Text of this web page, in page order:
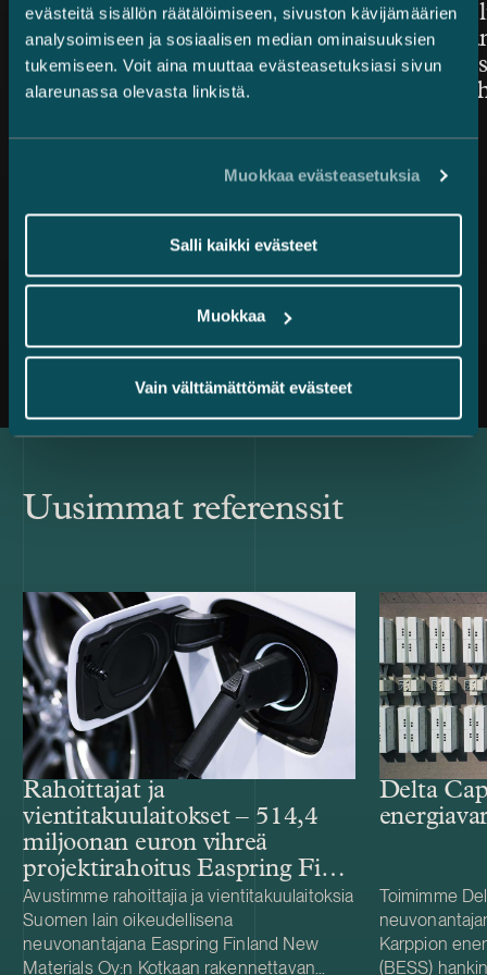
evästeitä sisällön räätälöimiseen, sivuston kävijämäärien
analysoimiseen ja sosiaalisen median ominaisuuksien
tukemiseen. Voit aina muuttaa evästeasetuksiasi sivun
alareunassa olevasta linkistä.
Muokkaa evästeasetuksia
Salli kaikki evästeet
Muokkaa
Vain välttämättömät evästeet
asianajotoimistoksi Benchmark
Litigation Europe Awards
2026 -kilpailussa
lisäarvon
mukana
Uusimmat referenssit
Rahoittajat ja
vientitakuulaitokset – 514,4
miljoonan euron vihreä
projektirahoitus Easpring Finland
New Materialsin CAM-
tehtaalle
Avustimme rahoittajia ja vientitakuulaitoksia
Suomen lain oikeudellisena
neuvonantajana Easpring Finland New
Materials Oy:n Kotkaan rakennettavan
Delta
Toimimme
Karppion
(BESS)